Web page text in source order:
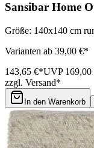
Sansibar Home
Größe: 140x140 cm
Varianten ab 39,00 €*
143,65 €*UVP 169,00
zzgl. Versand*
In den Warenkorb